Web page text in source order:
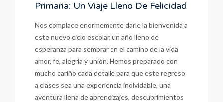
Primaria: Un Viaje Lleno De Felicidad
Nos complace enormemente darle la bienvenida a
este nuevo ciclo escolar, un año lleno de
esperanza para sembrar en el camino de la vida
amor, fe, alegría y unión. Hemos preparado con
mucho cariño cada detalle para que este regreso
a clases sea una experiencia inolvidable, una
aventura llena de aprendizajes, descubrimientos